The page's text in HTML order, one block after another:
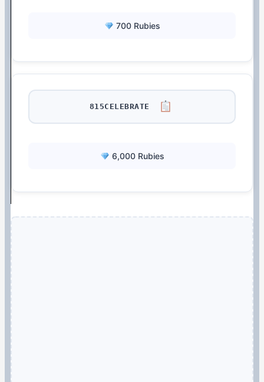
700 Rubies
815CELEBRATE
6,000 Rubies